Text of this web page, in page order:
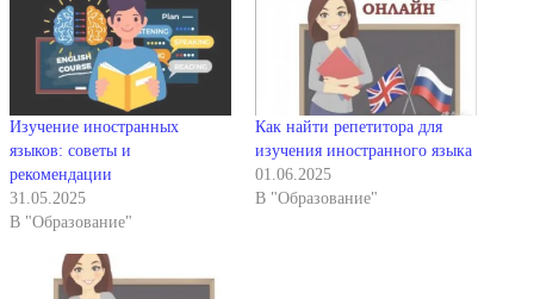
Изучение иностранных
языков: советы и
рекомендации
31.05.2025
В "Образование"
Как найти репетитора для
изучения иностранного языка
01.06.2025
В "Образование"